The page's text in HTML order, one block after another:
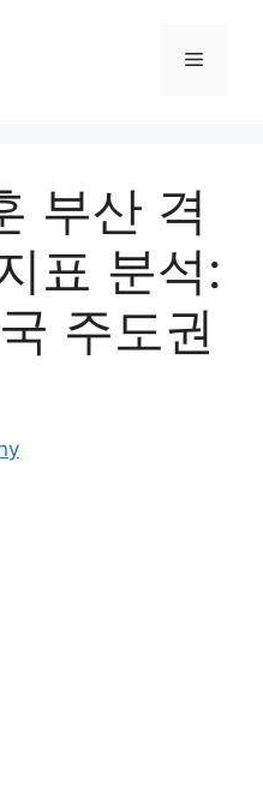
Menu
부산 격
표 분석:
주도권